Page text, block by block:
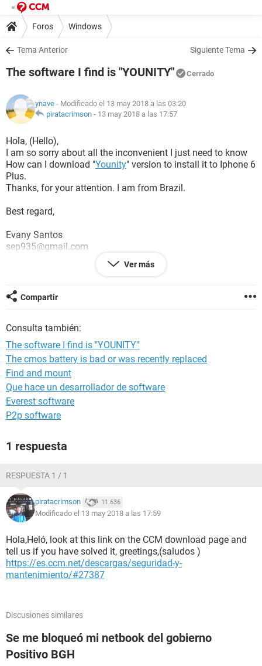
Foros Windows
Tema Anterior Siguiente Tema
The software I find is "YOUNITY" Cerrado
ynave - Modificado el 13 may 2018 a las 03:20
piratacrimson - 13 may 2018 a las 17:57
Hola, (Hello),
I am so sorry about all the inconvenient I just need to know
How can I download "Younity" version to install it to Iphone 6
Plus.
Thanks, for your attention. I am from Brazil.
Best regard,
Evany Santos
sep935@gmail.com
Ver más
Compartir
Consulta también:
The software I find is "YOUNITY"
The cmos battery is bad or was recently replaced
Find and mount
Que hace un desarrollador de software
Everest software
P2p software
1 respuesta
RESPUESTA 1 / 1
piratacrimson 11.636
Modificado el 13 may 2018 a las 17:59
Hola,Heló, look at this link on the CCM download page and
tell us if you have solved it, greetings,(saludos )
https://es.ccm.net/descargas/seguridad-y-
mantenimiento/#27387
Discusiones similares
Se me bloqueó mi netbook del gobierno
Positivo BGH